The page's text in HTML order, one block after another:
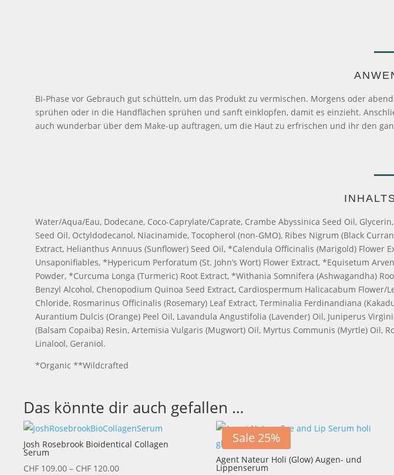
Bi-Phase vor Gebrauch gut schütteln, um das Produkt zu vermischen. Morgens oder
sprühen oder in die Handflächen sprühen und sanft einklopfen, damit es einzieht.
auch wunderbar über dem Make-up auftragen, um die Haut zu erfrischen und ihr den
Water/Aqua/Eau, Dodecane, Coco-Caprylate/Caprate, Crambe Abyssinica Seed Oil,
Seed Oil, Octyldodecanol, Niacinamide, Tocopherol (non-GMO), Ribes Nigrum (Black
Extract, Helianthus Annuus (Sunflower) Seed Oil, *Calendula Officinalis (Marigold) Flower
Unsaponifiables, *Hypericum Perforatum (St. John’s Wort) Flower Extract, *Equisetum
Powder, *Curcuma Longa (Turmeric) Root Extract, *Withania Somnifera (Ashwagandha)
Benzyl Alcohol, Chenopodium Quinoa Seed Extract, Cardiospermum Halicacabum
Chloride, Rosmarinus Officinalis (Rosemary) Leaf Extract, Terminalia Ferdinandiana
Aurantium Dulcis (Orange) Peel Oil, Lavandula Angustifolia (Lavender) Oil, Juniperus
(Balsam Copaiba) Resin, Artemisia Vulgaris (Mugwort) Oil, Myrtus Communis (Myrtle) Oil,
Linalool, Geraniol.
*Organic **Wildcrafted
Das könnte dir auch gefallen …
Josh Rosebrook Bioidentical Collagen
Serum
CHF 109.00 – CHF 120.00Preisspanne:
Sale 25%
Agent Nateur Holi (Glow) Augen- und
Lippenserum